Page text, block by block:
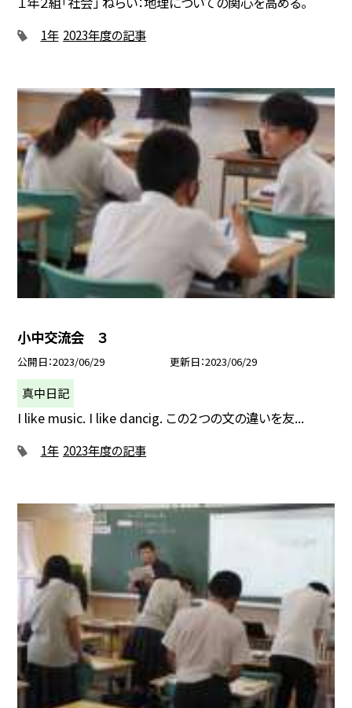
1年 2023年度の記事
小中交流会 ３
公開日 2023/06/29 更新日 2023/06/29
真中日記
I like music. I like dancig. この２つの文の違いを友...
1年 2023年度の記事